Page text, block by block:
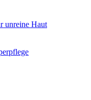
unreine Haut